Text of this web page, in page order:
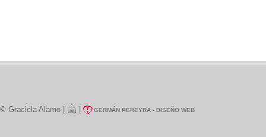
© Graciela Alamo | GERMÁN PEREYRA - DISEÑO WEB